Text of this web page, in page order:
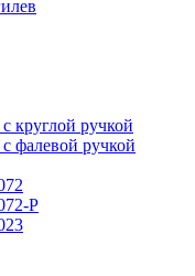
круглой ручкой
фалевой ручкой
P